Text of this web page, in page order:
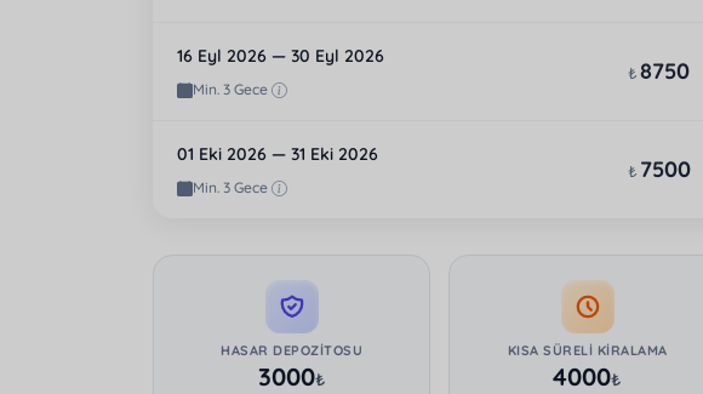
16 Eyl 2026 — 30 Eyl 2026
Min. 3 Gece
₺8750
01 Eki 2026 — 31 Eki 2026
Min. 3 Gece
₺ 7500
HASAR DEPOZITOSU
3000₺
KISA SÜRELI KIRALAMA
4000₺